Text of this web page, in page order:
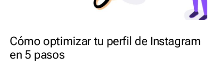
Cómo optimizar tu perfil de Instagram
en 5 pasos